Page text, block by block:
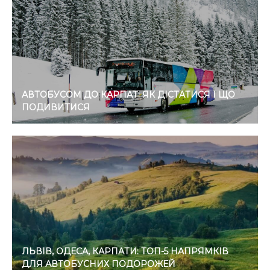
АВТОБУСОМ ДО КАРПАТ: ЯК ДІСТАТИСЯ І ЩО
ПОДИВИТИСЯ
ЛЬВІВ, ОДЕСА, КАРПАТИ: ТОП-5 НАПРЯМКІВ
ДЛЯ АВТОБУСНИХ ПОДОРОЖЕЙ